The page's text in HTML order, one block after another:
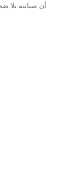
أن صيانته بلا